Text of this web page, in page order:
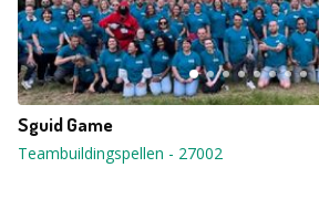
Sguid Game
Teambuildingspellen - 27002